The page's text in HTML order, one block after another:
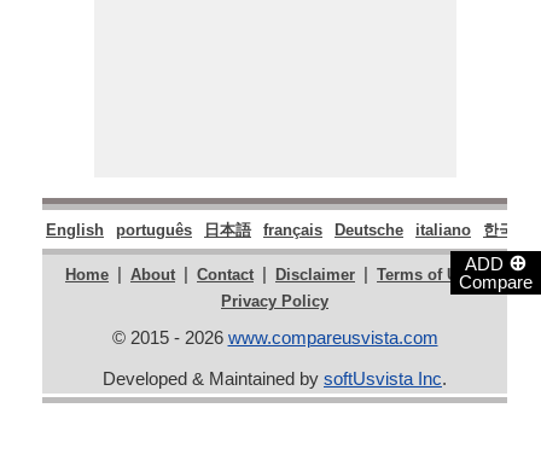
ADD ⊕
Compare
English português 日本語 français Deutsche italiano 한국어
Home | About | Contact | Disclaimer | Terms of Use |
Privacy Policy
© 2015 - 2026 www.compareusvista.com
Developed & Maintained by softUsvista Inc.